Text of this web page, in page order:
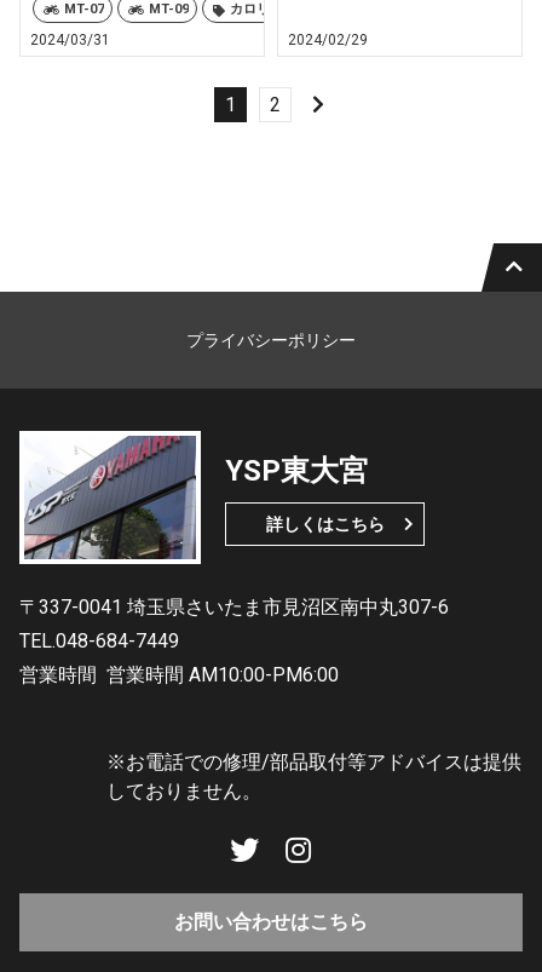
MT-07 MT-09 カロリーズ
2024/03/31 2024/02/29
1 2
プライバシーポリシー
YSP東大宮
詳しくはこちら
〒337-0041 埼玉県さいたま市見沼区南中丸307-6
TEL.048-684-7449
営業時間 営業時間 AM10:00-PM6:00
※お電話での修理/部品取付等アドバイスは提供
しておりません。
お問い合わせはこちら